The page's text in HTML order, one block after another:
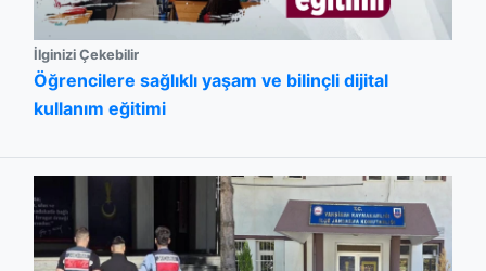
İlginizi Çekebilir
Öğrencilere sağlıklı yaşam ve bilinçli dijital
kullanım eğitimi